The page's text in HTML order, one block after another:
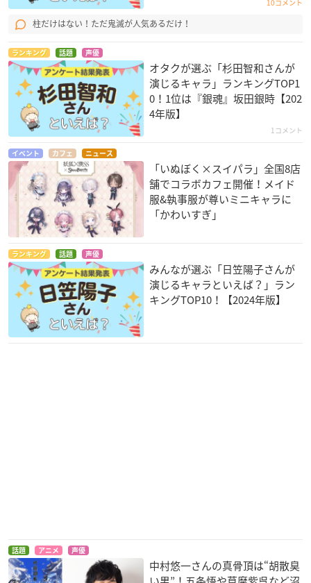
10コメント
柱だけはない！ただ鬼滅が人気あるだけ！
ランキング 話題 声優
オタクが選ぶ「杉田智和さんが
演じるキャラ」ランキングTOP1
0！1位は『銀魂』坂田銀時【202
4年版】
1コメント
イベント カフェ ニュース
「いぬぼく×スイパラ」全国8店
舗でコラボカフェ開催！メイド
服&執事服が尊いミニキャラに
「かわいすぎ」
ランキング 話題 声優
みんなが選ぶ「日笠陽子さんが
演じるキャラといえば？」ラン
キングTOP10！【2024年版】
話題 アニメ 声優
中村悠一さんの真骨頂は“胡散臭